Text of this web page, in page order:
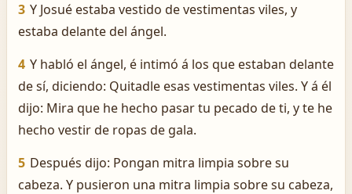
3 Y Josué estaba vestido de vestimentas viles, y
estaba delante del ángel.
4 Y habló el ángel, é intimó á los que estaban delante
de sí, diciendo: Quitadle esas vestimentas viles. Y á él
dijo: Mira que he hecho pasar tu pecado de ti, y te he
hecho vestir de ropas de gala.
5 Después dijo: Pongan mitra limpia sobre su
cabeza. Y pusieron una mitra limpia sobre su cabeza,